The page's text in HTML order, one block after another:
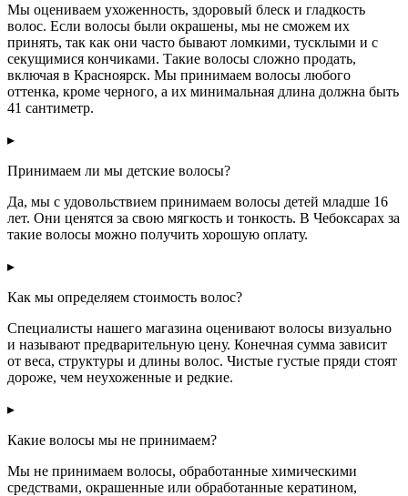
Мы оцениваем ухоженность, здоровый блеск и гладкость
волос. Если волосы были окрашены, мы не сможем их
принять, так как они часто бывают ломкими, тусклыми и с
секущимися кончиками. Такие волосы сложно продать,
включая в Красноярск. Мы принимаем волосы любого
оттенка, кроме черного, а их минимальная длина должна быть
41 сантиметр.
▸
Принимаем ли мы детские волосы?
Да, мы с удовольствием принимаем волосы детей младше 16
лет. Они ценятся за свою мягкость и тонкость. В Чебоксарах за
такие волосы можно получить хорошую оплату.
▸
Как мы определяем стоимость волос?
Специалисты нашего магазина оценивают волосы визуально
и называют предварительную цену. Конечная сумма зависит
от веса, структуры и длины волос. Чистые густые пряди стоят
дороже, чем неухоженные и редкие.
▸
Какие волосы мы не принимаем?
Мы не принимаем волосы, обработанные химическими
средствами, окрашенные или обработанные кератином,